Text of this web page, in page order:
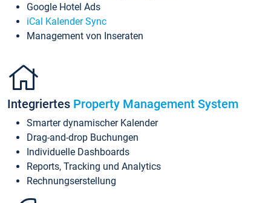
Google Hotel Ads
iCal Kalender Sync
Management von Inseraten
Integriertes Property Management System
Smarter dynamischer Kalender
Drag-and-drop Buchungen
Individuelle Dashboards
Reports, Tracking und Analytics
Rechnungserstellung